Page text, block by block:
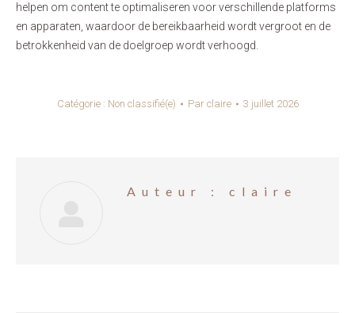
helpen om content te optimaliseren voor verschillende platforms
en apparaten, waardoor de bereikbaarheid wordt vergroot en de
betrokkenheid van de doelgroep wordt verhoogd.
Catégorie : Non classifié(e) Par claire 3 juillet 2026
Auteur : claire